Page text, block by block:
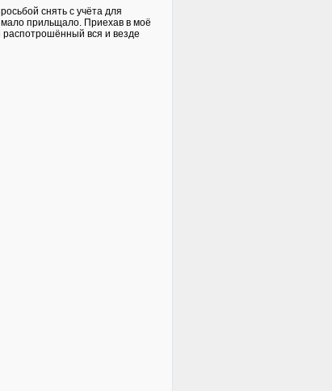
снять с учёта для
мало прильщало. Приехав в моё
вся и везде